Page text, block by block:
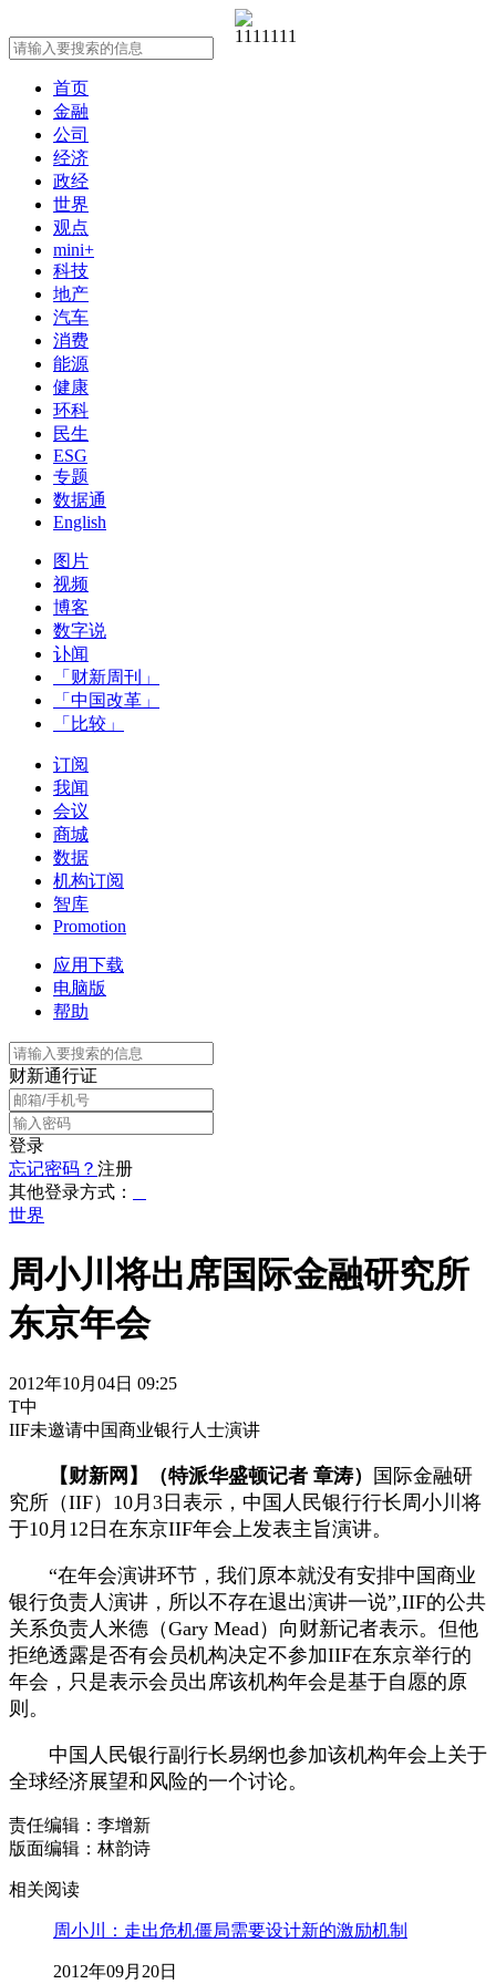
首页
金融
公司
经济
政经
世界
观点
mini+
科技
地产
汽车
消费
能源
健康
环科
民生
ESG
专题
数据通
English
图片
视频
博客
数字说
讣闻
「财新周刊」
「中国改革」
「比较」
订阅
我闻
会议
商城
数据
机构订阅
智库
Promotion
应用下载
电脑版
帮助
财新通行证
登录
忘记密码？ 注册
其他登录方式：
世界
周小川将出席国际金融研究所
东京年会
2012年10月04日 09:25
T中
IIF未邀请中国商业银行人士演讲
【财新网】（特派华盛顿记者 章涛） 国际金融研
究所（IIF）10月3日表示，中国人民银行行长周小川将
于10月12日在东京IIF年会上发表主旨演讲。
“在年会演讲环节，我们原本就没有安排中国商业
银行负责人演讲，所以不存在退出演讲一说”,IIF的公共
关系负责人米德（Gary Mead）向财新记者表示。但他
拒绝透露是否有会员机构决定不参加IIF在东京举行的
年会，只是表示会员出席该机构年会是基于自愿的原
则。
中国人民银行副行长易纲也参加该机构年会上关于
全球经济展望和风险的一个讨论。
责任编辑：李增新
版面编辑：林韵诗
相关阅读
周小川：走出危机僵局需要设计新的激励机制
2012年09月20日